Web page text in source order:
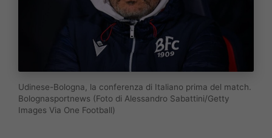
Udinese-Bologna, la conferenza di Italiano prima del match.
Bolognasportnews (Foto di Alessandro Sabattini/Getty
Images Via One Football)